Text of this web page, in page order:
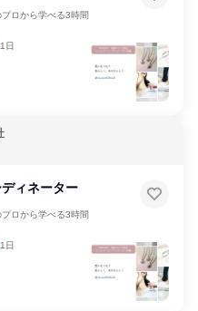
ロから学べる3時間
1日
ィネーター
ロから学べる3時間
1日